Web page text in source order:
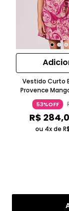
Vestido Curto
Provence
53%OFF
R$ 284,
ou 4x de R$